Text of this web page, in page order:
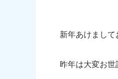
新年あけまして
昨年は大変お世